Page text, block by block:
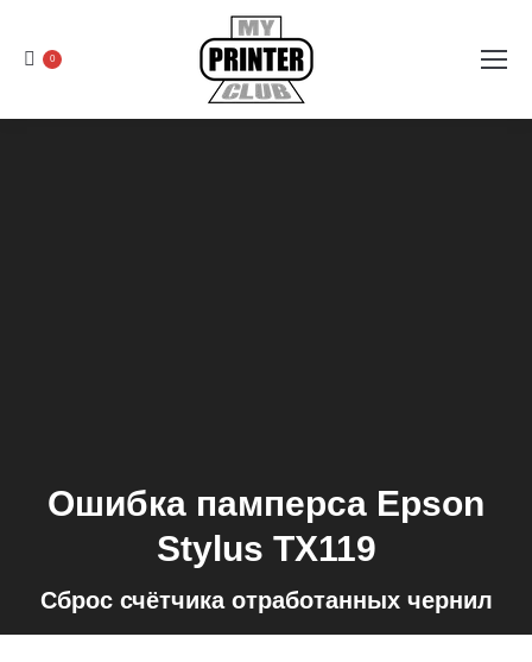
0
Ошибка памперса Epson
Stylus TX119
Сброс счётчика отработанных чернил